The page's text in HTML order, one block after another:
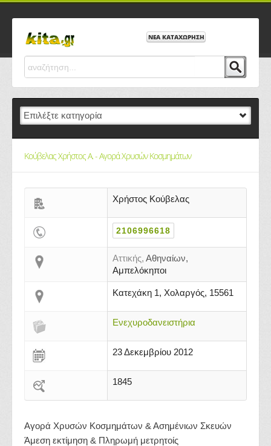
ΝΕΑ ΚΑΤΑΧΩΡΗΣΗ
Κούβελας Χρήστος Α. - Αγορά Χρυσών Κοσμημάτων
Χρήστος Κούβελας
2106996618
Αττικής, Αθηναίων,
Αμπελόκηποι
Κατεχάκη 1, Χολαργός, 15561
Ενεχυροδανειστήρια
23 Δεκεμβρίου 2012
1845
Αγορά Χρυσών Κοσμημάτων & Ασημένιων Σκευών
Άμεση εκτίμηση & Πληρωμή μετρητοίς